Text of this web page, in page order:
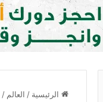
الرئيسية / العالم /